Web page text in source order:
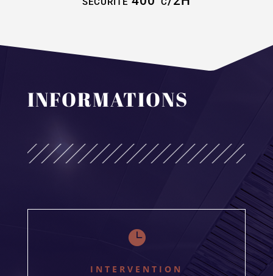
INFORMATIONS

INTERVENTION